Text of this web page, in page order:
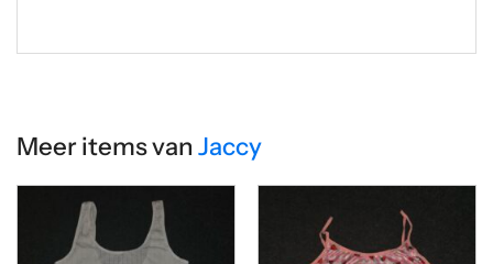
Meer items van Jaccy